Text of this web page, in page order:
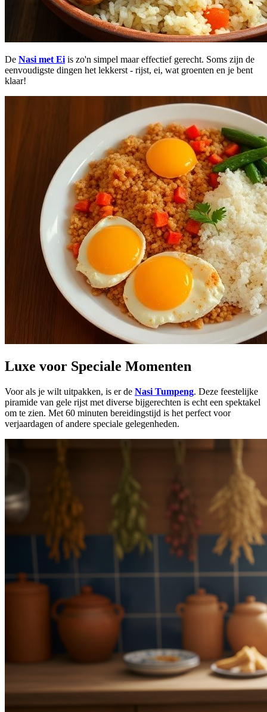
De Nasi met Ei is zo'n simpel maar effectief gerecht. Soms zijn de
eenvoudigste dingen het lekkerst - rijst, ei, wat groenten en je bent
klaar!
Luxe voor Speciale Momenten
Voor als je wilt uitpakken, is er de Nasi Tumpeng. Deze feestelijke
piramide van gele rijst met diverse bijgerechten is echt een spektakel
om te zien. Met 60 minuten bereidingstijd is het perfect voor
verjaardagen of andere speciale gelegenheden.